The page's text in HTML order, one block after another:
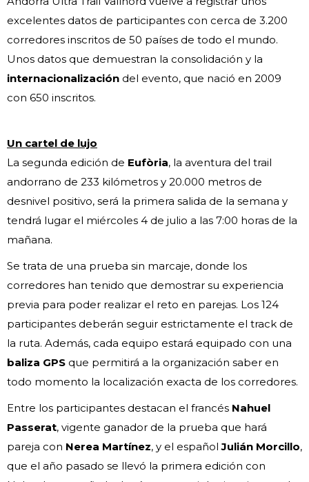
excelentes datos de participantes con cerca de 3.200
corredores inscritos de 50 países de todo el mundo.
Unos datos que demuestran la consolidación y la
internacionalización del evento, que nació en 2009
con 650 inscritos.
Un cartel de lujo
La segunda edición de Eufòria, la aventura del trail
andorrano de 233 kilómetros y 20.000 metros de
desnivel positivo, será la primera salida de la semana y
tendrá lugar el miércoles 4 de julio a las 7:00 horas de la
mañana.
Se trata de una prueba sin marcaje, donde los
corredores han tenido que demostrar su experiencia
previa para poder realizar el reto en parejas. Los 124
participantes deberán seguir estrictamente el track de
la ruta. Además, cada equipo estará equipado con una
baliza GPS que permitirá a la organización saber en
todo momento la localización exacta de los corredores.
Entre los participantes destacan el francés Nahuel
Passerat, vigente ganador de la prueba que hará
pareja con Nerea Martínez, y el español Julián Morcillo,
que el año pasado se llevó la primera edición con